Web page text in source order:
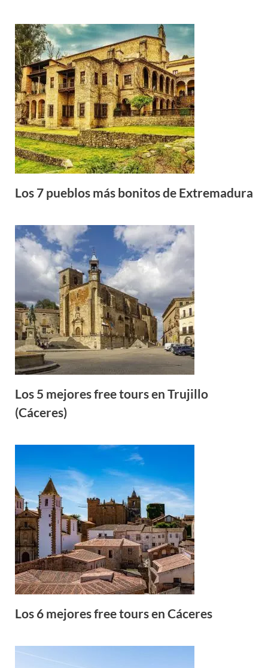
Los 7 pueblos más bonitos de Extremadura
Los 5 mejores free tours en Trujillo
(Cáceres)
Los 6 mejores free tours en Cáceres